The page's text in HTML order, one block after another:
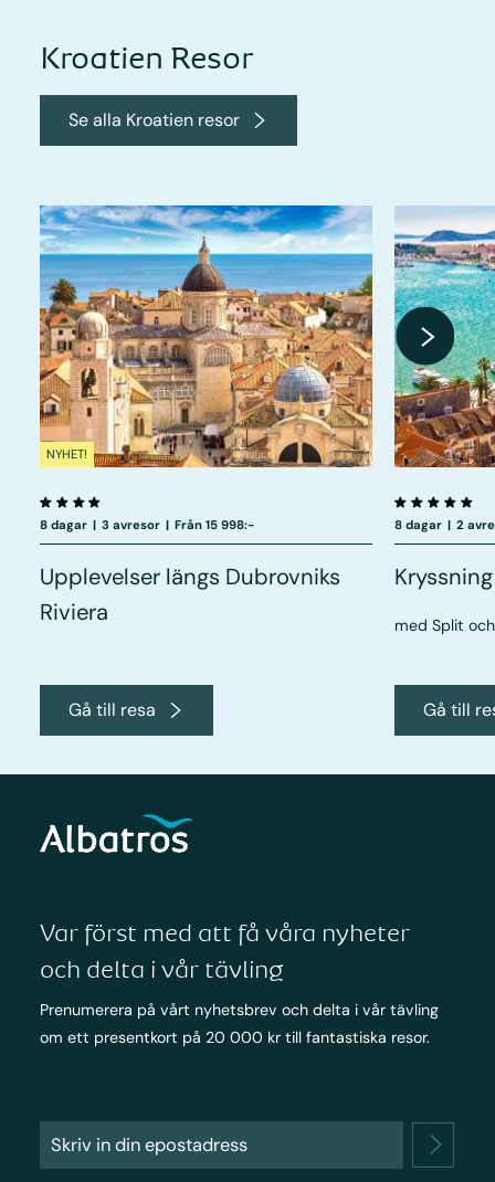
Kroatien Resor
Se alla Kroatien resor
NYHET!
8 dagar | 3 avresor | Från 15 998:-
Upplevelser längs Dubrovniks
Riviera
Gå till resa
8 dagar | 2
med Split
Gå till
Var först med att få våra nyheter
och delta i vår tävling
Prenumerera på vårt nyhetsbrev och delta i vår tävling
om ett presentkort på 20 000 kr till fantastiska resor.